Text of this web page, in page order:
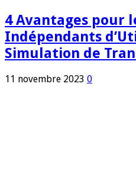
4 Avantages pour
Indépendants
Simulation de
11 novembre 2023 0